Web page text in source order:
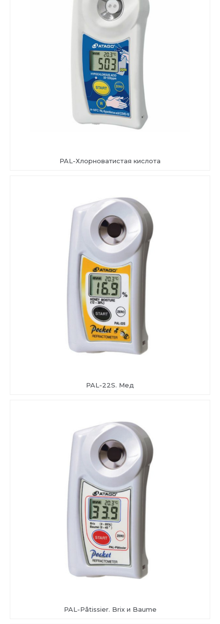
PAL-Хлорноватистая кислота
PAL-22S. Мед
PAL-Pâtissier. Brix и Baume